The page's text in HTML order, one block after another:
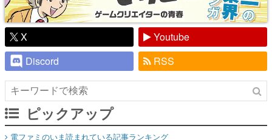
X
Youtube
Discord
RSS
ピックアップ
電ファミのいま読まれている記事ランキング